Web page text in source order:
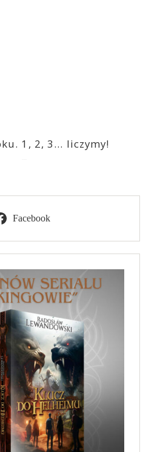
1, 2, 3… liczymy!
Facebook